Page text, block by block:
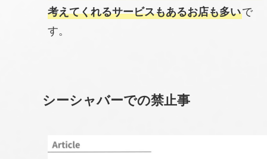
考えてくれるサービスもあるお店も多いで
す。
シーシャバーでの禁止事